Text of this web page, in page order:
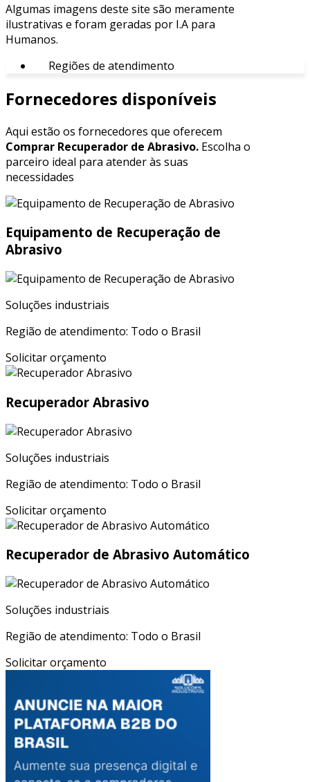
Algumas imagens deste site são meramente
ilustrativas e foram geradas por I.A para
Humanos.
Regiões de atendimento
Fornecedores disponíveis
Aqui estão os fornecedores que oferecem
Comprar Recuperador de Abrasivo. Escolha o
parceiro ideal para atender às suas
necessidades
Equipamento de Recuperação de
Abrasivo
Soluções industriais
Região de atendimento: Todo o Brasil
Solicitar orçamento
Recuperador Abrasivo
Soluções industriais
Região de atendimento: Todo o Brasil
Solicitar orçamento
Recuperador de Abrasivo Automático
Soluções industriais
Região de atendimento: Todo o Brasil
Solicitar orçamento